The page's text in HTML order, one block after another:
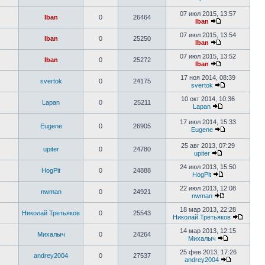
Iban 0 26464
07 июл 2015, 13:57
Iban
Iban 0 25250
07 июл 2015, 13:54
Iban
Iban 0 25272
07 июл 2015, 13:52
Iban
svertok 0 24175
17 ноя 2014, 08:39
svertok
Lapan 0 25211
10 окт 2014, 10:36
Lapan
Eugene 0 26905
17 июл 2014, 15:33
Eugene
upiter 0 24780
25 авг 2013, 07:29
upiter
HogPit 0 24888
24 июл 2013, 15:50
HogPit
nwman 0 24921
22 июл 2013, 12:08
nwman
Николай Третьяков 0 25543
18 мар 2013, 22:28
Николай Третьяков
Михалыч 0 24264
14 мар 2013, 12:15
Михалыч
andrey2004 0 27537
25 фев 2013, 17:26
andrey2004